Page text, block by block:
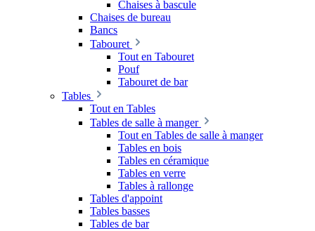
Chaises à bascule
Chaises de bureau
Bancs
Tabouret
Tout en Tabouret
Pouf
Tabouret de bar
Tables
Tout en Tables
Tables de salle à manger
Tout en Tables de salle à manger
Tables en bois
Tables en céramique
Tables en verre
Tables à rallonge
Tables d'appoint
Tables basses
Tables de bar